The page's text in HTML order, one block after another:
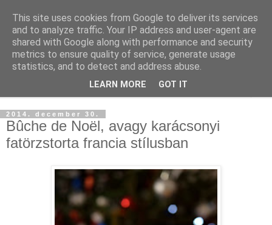
2014. december 30.
Bûche de Noël, avagy karácsonyi
fatörzstorta francia stílusban
This site uses cookies from Google to deliver its services
and to analyze traffic. Your IP address and user-agent are
shared with Google along with performance and security
metrics to ensure quality of service, generate usage
statistics, and to detect and address abuse.
LEARN MORE GOT IT